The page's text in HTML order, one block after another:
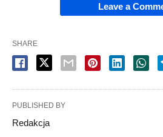
Leave a
SHARE
PUBLISHED BY
Redakcja